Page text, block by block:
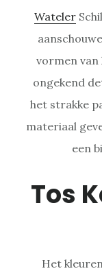
Wateler
vormen
ongekend
het strakke
materiaal
een
Tos
Het